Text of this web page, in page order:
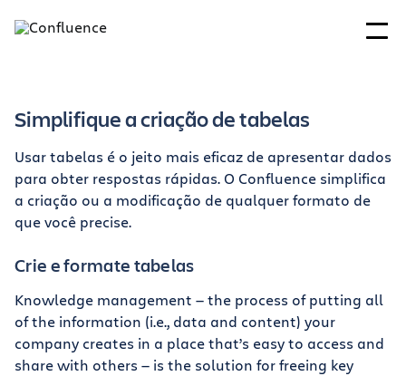
Simplifique a criação de tabelas
Usar tabelas é o jeito mais eficaz de apresentar dados
para obter respostas rápidas. O Confluence simplifica
a criação ou a modificação de qualquer formato de
que você precise.
Crie e formate tabelas
Knowledge management — the process of putting all
of the information (i.e., data and content) your
company creates in a place that’s easy to access and
share with others — is the solution for freeing key